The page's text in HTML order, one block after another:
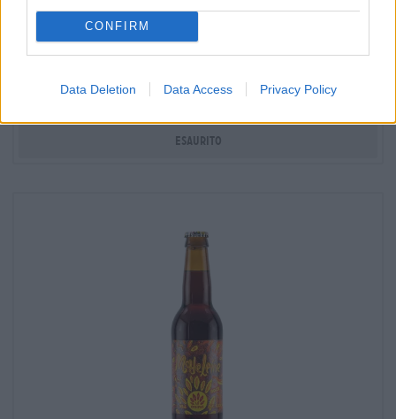
CONFIRM
Data Deletion Data Access Privacy Policy
Bockbier Paket
(0)
MEHRWEG
info
Esaurito